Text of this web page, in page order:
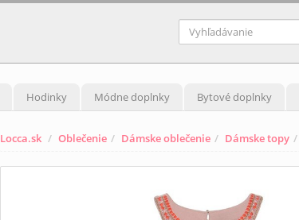
Hodinky Módne doplnky Bytové doplnky
Locca.sk Oblečenie Dámske oblečenie Dámske topy